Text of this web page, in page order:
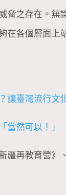
脅之存在。
在各個層面上
讓臺灣流行文
當然可以！」
疆再教育營》